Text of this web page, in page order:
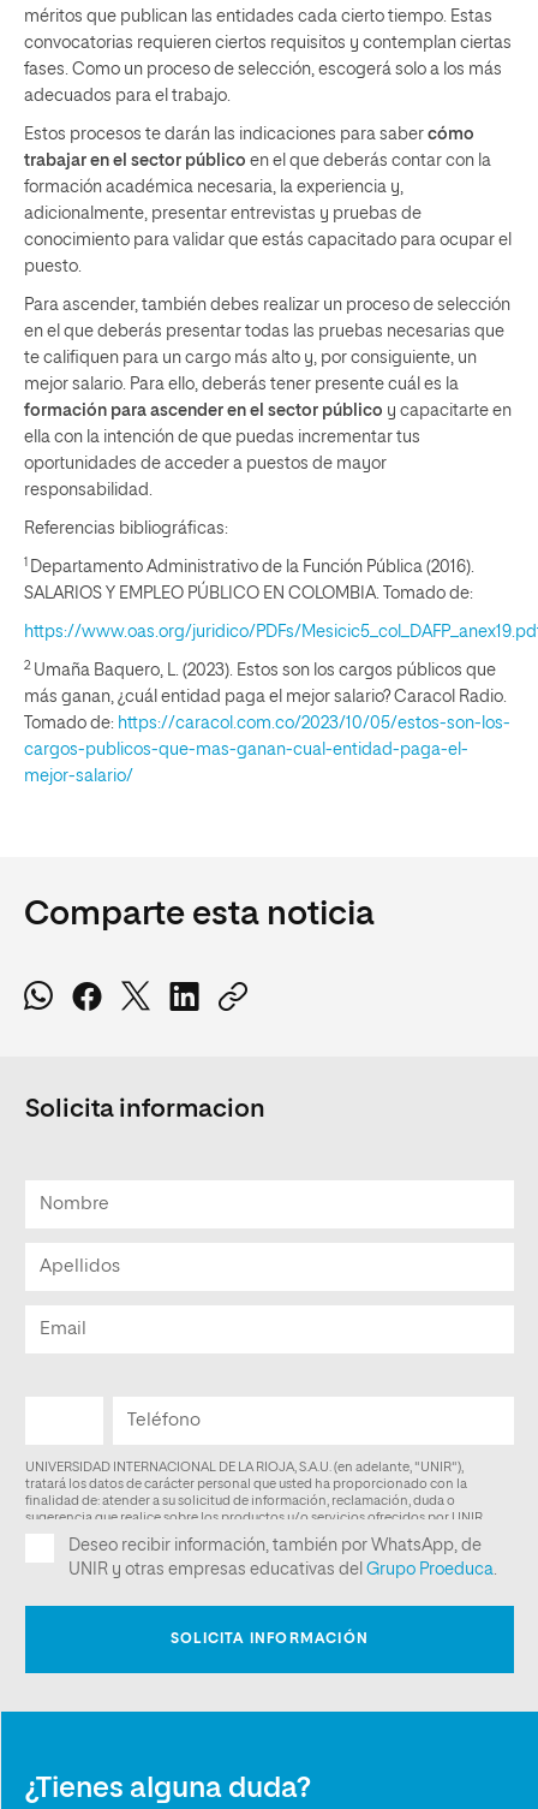
méritos que publican las entidades cada cierto tiempo. Estas
convocatorias requieren ciertos requisitos y contemplan ciertas
fases. Como un proceso de selección, escogerá solo a los más
adecuados para el trabajo.
Estos procesos te darán las indicaciones para saber cómo
trabajar en el sector público en el que deberás contar con la
formación académica necesaria, la experiencia y,
adicionalmente, presentar entrevistas y pruebas de
conocimiento para validar que estás capacitado para ocupar el
puesto.
Para ascender, también debes realizar un proceso de selección
en el que deberás presentar todas las pruebas necesarias que
te califiquen para un cargo más alto y, por consiguiente, un
mejor salario. Para ello, deberás tener presente cuál es la
formación para ascender en el sector público y capacitarte en
ella con la intención de que puedas incrementar tus
oportunidades de acceder a puestos de mayor
responsabilidad.
Referencias bibliográficas:
1 Departamento Administrativo de la Función Pública (2016).
SALARIOS Y EMPLEO PÚBLICO EN COLOMBIA. Tomado de:
https://www.oas.org/juridico/PDFs/
2Umaña Baquero, L. (2023). Estos son los cargos públicos que
más ganan, ¿cuál entidad paga el mejor salario? Caracol Radio.
Tomado de: https://caracol.com.co/2023/10/05/estos-son-los-
cargos-publicos-que-mas-ganan-cual-entidad-paga-el-
mejor-salario/
Comparte esta noticia
Solicita informacion
¿Tienes alguna duda?